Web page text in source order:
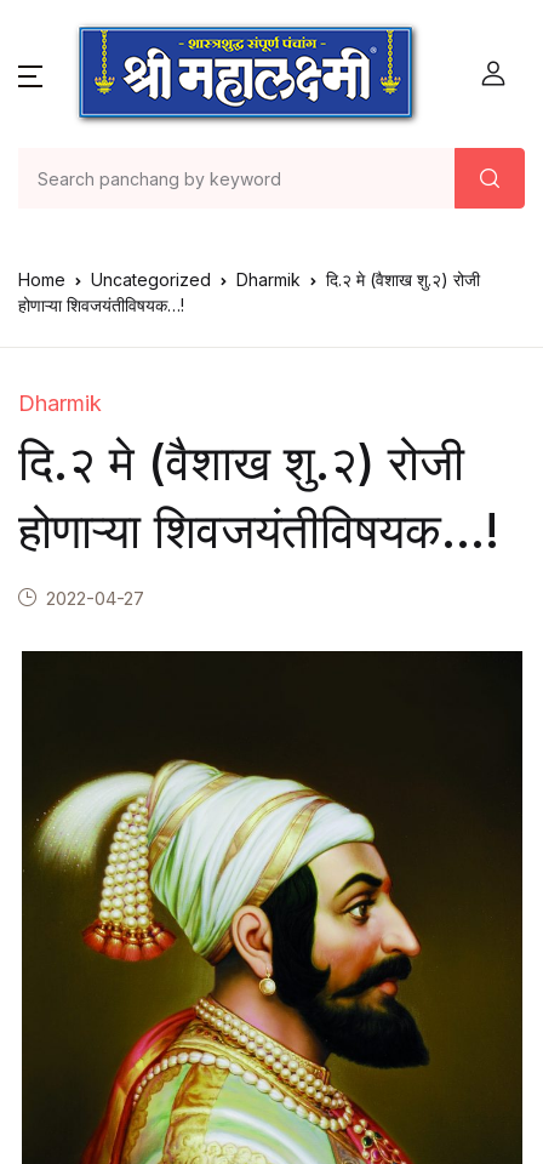
Home Uncategorized Dharmik
दि.२ मे (वैशाख शु.२) रोजी
होणाऱ्या शिवजयंतीविषयक…!
Dharmik
दि.२ मे (वैशाख शु.२) रोजी
होणाऱ्या शिवजयंतीविषयक…!
2022-04-27